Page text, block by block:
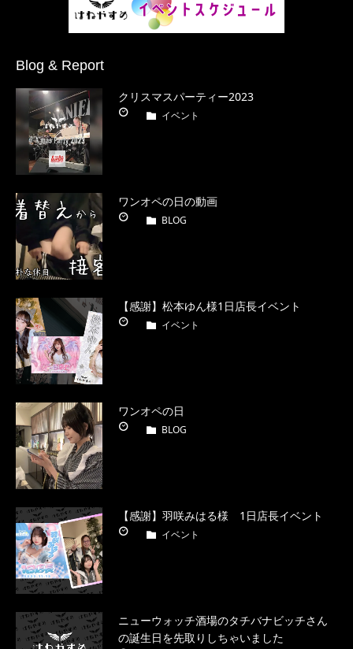
Blog & Report
クリスマスパーティー2023
イベント
ワンオペの日の動画
BLOG
【感謝】松本ゆん様1日店長イベント
イベント
ワンオペの日
BLOG
【感謝】羽咲みはる様 1日店長イベント
イベント
ニューウォッチ酒場のタチバナビッチさん
の誕生日を先取りしちゃいました